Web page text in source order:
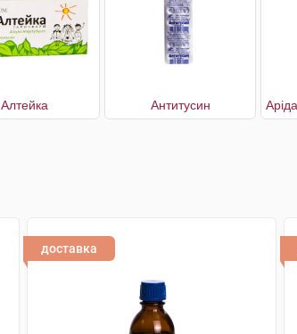
Алтейка Антитусин
доставка